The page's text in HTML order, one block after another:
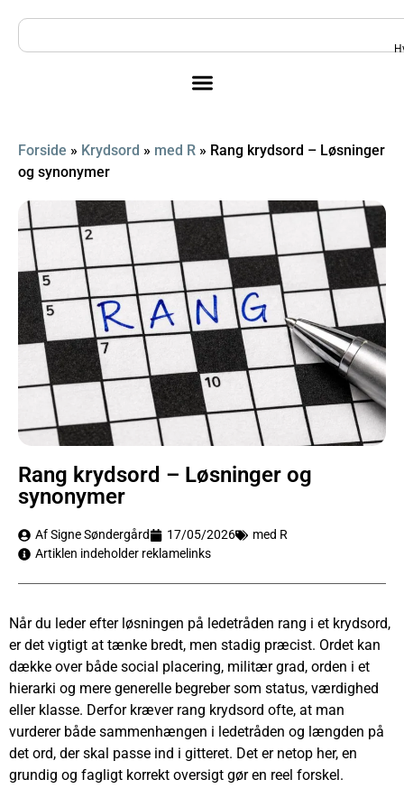
Forside » Krydsord » med R » Rang krydsord – Løsninger
og synonymer
Rang krydsord – Løsninger og
synonymer
Af Signe Søndergård 17/05/2026
med R
Artiklen indeholder reklamelinks
Når du leder efter løsningen på ledetråden rang i et krydsord,
er det vigtigt at tænke bredt, men stadig præcist. Ordet kan
dække over både social placering, militær grad, orden i et
hierarki og mere generelle begreber som status, værdighed
eller klasse. Derfor kræver rang krydsord ofte, at man
vurderer både sammenhængen i ledetråden og længden på
det ord, der skal passe ind i gitteret. Det er netop her, en
grundig og fagligt korrekt oversigt gør en reel forskel.